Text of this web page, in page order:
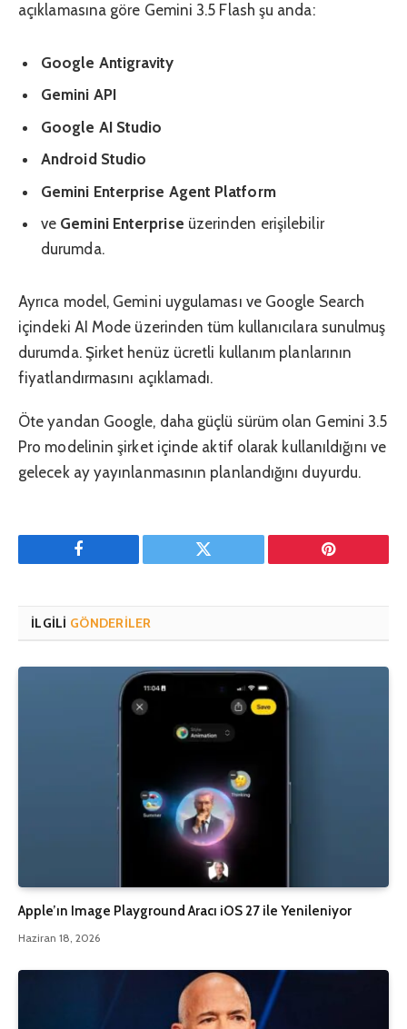
açıklamasına göre Gemini 3.5 Flash şu anda:
Google Antigravity
Gemini API
Google AI Studio
Android Studio
Gemini Enterprise Agent Platform
ve Gemini Enterprise üzerinden erişilebilir
durumda.
Ayrıca model, Gemini uygulaması ve Google Search
içindeki AI Mode üzerinden tüm kullanıcılara sunulmuş
durumda. Şirket henüz ücretli kullanım planlarının
fiyatlandırmasını açıklamadı.
Öte yandan Google, daha güçlü sürüm olan Gemini 3.5
Pro modelinin şirket içinde aktif olarak kullanıldığını ve
gelecek ay yayınlanmasının planlandığını duyurdu.
Facebook Twitter Pinterest'in
İLGILI GÖNDERILER
Apple’ın Image Playground Aracı iOS 27 ile Yenileniyor
Haziran 18, 2026